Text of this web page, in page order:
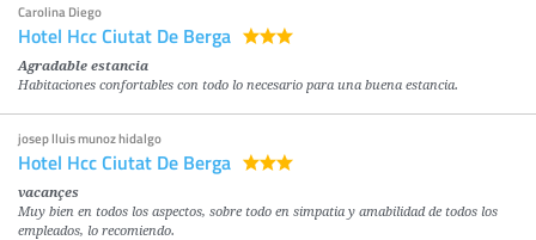
Carolina Diego
Hotel Hcc Ciutat De Berga
Agradable estancia
Habitaciones confortables con todo lo necesario para una buena estancia.
josep lluis munoz hidalgo
Hotel Hcc Ciutat De Berga
vacançes
Muy bien en todos los aspectos, sobre todo en simpatia y amabilidad de todos los
empleados, lo recomiendo.